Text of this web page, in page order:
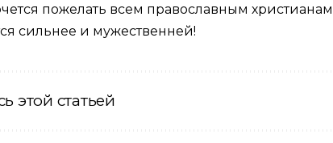
пожелать всем православным
сильнее и мужественней!
этой статьей